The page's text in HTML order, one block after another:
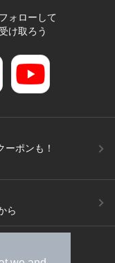
ォローして
け取ろう
ポンも！
ら